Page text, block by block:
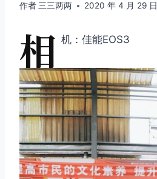
作者 三三两两 2020 年 4 月 29 日
相 机：佳能EOS3